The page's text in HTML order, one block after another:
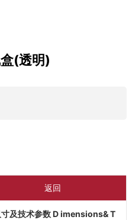
(透明)
返回
及技术参数 D imensions& T